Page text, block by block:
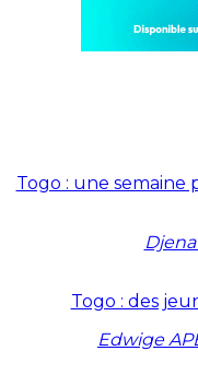
Togo : une
Djena
Togo : des
Edwige